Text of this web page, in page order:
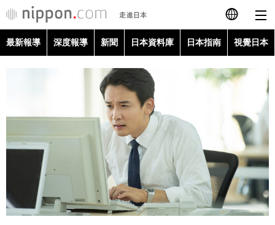
日本語
English
Français
Español
العربية
最新報導
深度報導
最新報導 深度報導 新聞 日本資料庫 日本指南 視覺日本